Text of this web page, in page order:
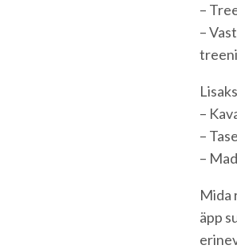
–
–
–
–
–
Mida
äpp